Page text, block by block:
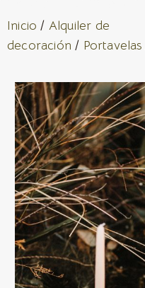
Inicio / Alquiler de
decoración / Portavelas